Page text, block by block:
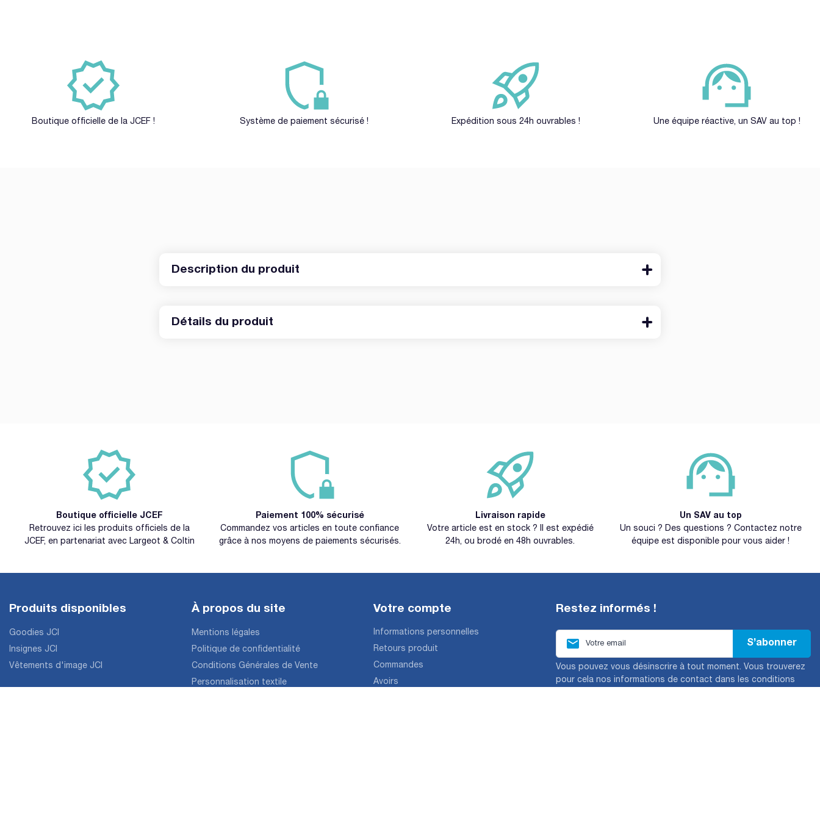
Boutique officielle de la JCEF ! Système de paiement sécurisé ! Expédition sous 24h ouvrables ! Une équipe réactive, un SAV au top !
Description du produit
Détails du produit
Boutique officielle JCEF
Retrouvez ici les produits officiels de la
JCEF, en partenariat avec Largeot & Coltin
Paiement 100% sécurisé
Commandez vos articles en toute confiance
grâce à nos moyens de paiements sécurisés.
Livraison rapide
Votre article est en stock ? Il est expédié
24h, ou brodé en 48h ouvrables.
Un SAV au top
Un souci ? Des questions ? Contactez notre
équipe est disponible pour vous aider !
Produits disponibles
Goodies JCI
Insignes JCI
Vêtements d'image JCI
À propos du site
Mentions légales
Politique de confidentialité
Conditions Générales de Vente
Personnalisation textile
Votre compte
Informations personnelles
Retours produit
Commandes
Avoirs
Restez informés !
 S’abonner
Vous pouvez vous désinscrire à tout moment. Vous trouverez
pour cela nos informations de contact dans les conditions